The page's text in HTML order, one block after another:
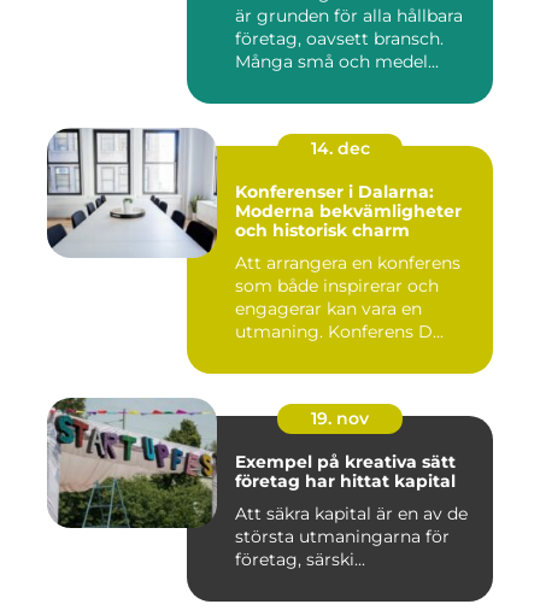
är grunden för alla hållbara
företag, oavsett bransch.
Många små och medel...
14. dec
Konferenser i Dalarna:
Moderna bekvämligheter
och historisk charm
Att arrangera en konferens
som både inspirerar och
engagerar kan vara en
utmaning. Konferens D...
19. nov
Exempel på kreativa sätt
företag har hittat kapital
Att säkra kapital är en av de
största utmaningarna för
företag, särski...